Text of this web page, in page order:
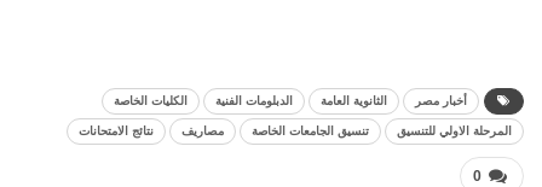
أخبار مصر الثانوية العامة الدبلومات الفنية الكليات الخاصة
المرحلة الاولي للتنسيق تنسيق الجامعات الخاصة مصاريف نتائج الامتحانات
0